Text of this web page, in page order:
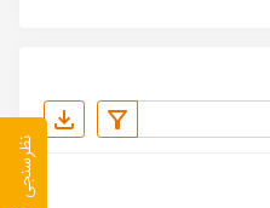
نظرسنجی